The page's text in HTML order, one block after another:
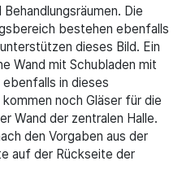
Die
bestehen ebenfalls
dieses Bild. Ein
Wand mit Schubladen mit
in dieses
noch Gläser für die
Wand der zentralen Halle.
den Vorgaben aus der
auf der Rückseite der